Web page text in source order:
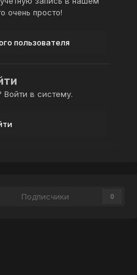
очень просто!
пользователя
Войти в систему.
Подписчики 0